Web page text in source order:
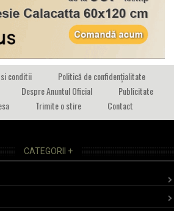
conditii
Politică de confidențialitate
Despre Anuntul Oficial
Publicitate
Trimite o stire Contact
CATEGORII +